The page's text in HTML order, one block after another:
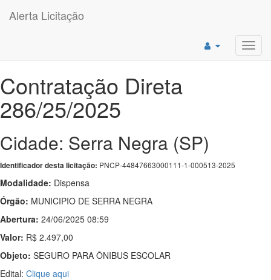
Alerta Licitação
Contratação Direta
286/25/2025
Cidade: Serra Negra (SP)
Identificador desta licitação: PNCP-44847663000111-1-000513-2025
Modalidade: Dispensa
Órgão: MUNICIPIO DE SERRA NEGRA
Abertura: 24/06/2025 08:59
Valor: R$ 2.497,00
Objeto: SEGURO PARA ÔNIBUS ESCOLAR
Edital: Clique aqui